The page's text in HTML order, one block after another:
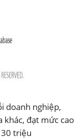
doanh nghiệp,
khác, đạt mức cao
triệu